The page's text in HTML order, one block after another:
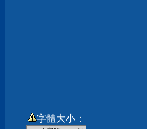
字體大小：